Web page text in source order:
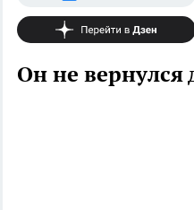
Он не